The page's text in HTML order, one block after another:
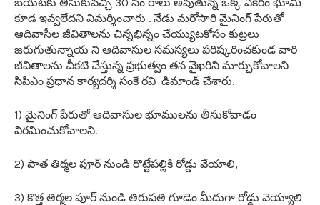
కూడ ఇవ్వలేదని విమర్శించారు . నేడు మరోసారి మైనింగ్ పేరుతో
ఆదివాసీల జీవితాలను చిన్నభిన్నం చేయ్యుటకోసం కుట్రలు
జరుగుతున్నాయ ని ఆదివాసుల సమస్యలు పరిష్కరించకుండ వారి
జీవితాలను చీకటి చేస్తున్న ప్రభుత్వం తన వైఖరిని మార్చుకోవాలని
సిపిఎం ప్రధాన కార్యదర్శి సంకే రవి డిమాండ్ చేశారు.
1) మైనింగ్ పేరుతో ఆదివాసుల భూములను తీసుకోవాడం
విరమించుకోవాలని.
2) పాత తిర్మల పూర్ నుండి రొట్టేపల్లికి రోడ్డు వేయాలి,
3) కొత్త తిర్మల పూర్ నుండి తిరుపతి గూడెం మీదుగా రోడ్డు వెయ్యాలి